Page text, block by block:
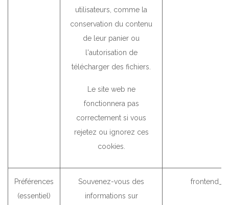
utilisateurs, comme la
conservation du contenu
de leur panier ou
l'autorisation de
télécharger des fichiers.
Le site web ne
fonctionnera pas
correctement si vous
rejetez ou ignorez ces
cookies.
Préférences
(essentiel)
Souvenez-vous des
informations sur